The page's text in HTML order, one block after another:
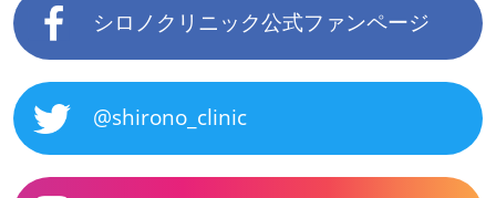
シロノクリニック公式ファンページ
@shirono_clinic